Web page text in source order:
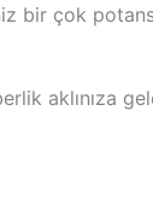
bir çok
aklınıza